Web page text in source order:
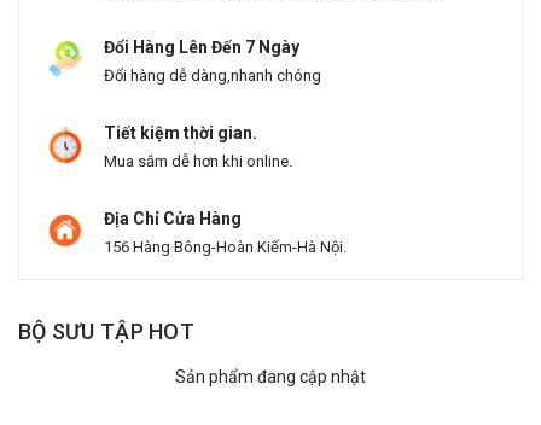
Đổi Hàng Lên Đến 7 Ngày
Đổi hàng dễ dàng,nhanh chóng
Tiết kiệm thời gian.
Mua sắm dễ hơn khi online.
Địa Chỉ Cửa Hàng
156 Hàng Bông-Hoàn Kiếm-Hà Nội.
BỘ SƯU TẬP HOT
Sản phẩm đang cập nhật